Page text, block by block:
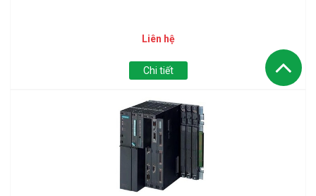
Liên hệ
Chi tiết